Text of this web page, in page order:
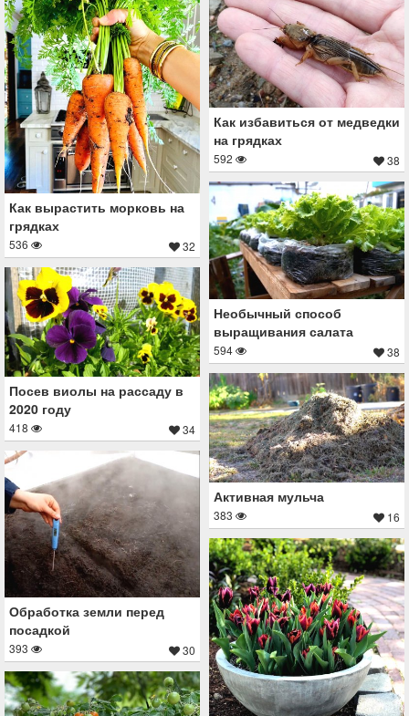
Как вырастить морковь на
грядках
536 32
Как избавиться от медведки
на грядках
592 38
Необычный способ
выращивания салата
594 38
Посев виолы на рассаду в
2020 году
418 34
Активная мульча
383 16
Обработка земли перед
посадкой
393 30